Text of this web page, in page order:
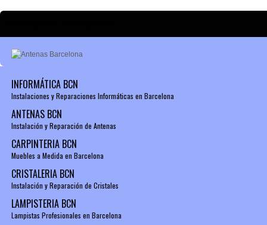
INFORMÁTICA BCN
Instalaciones y Reparaciones Informáticas en Barcelona
ANTENAS BCN
Instalación y Reparación de Antenas
CARPINTERIA BCN
Muebles a Medida en Barcelona
CRISTALERIA BCN
Instalación y Reparación de Cristales
LAMPISTERIA BCN
Lampistas Profesionales en Barcelona